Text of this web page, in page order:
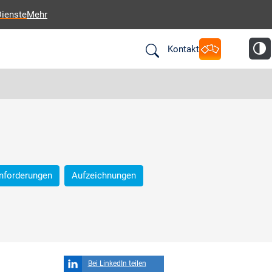
Mehr
Kontakt
Aufzeichnungen
Bei LinkedIn teilen